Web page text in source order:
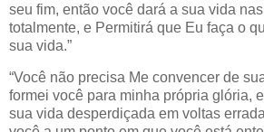
seu fim, então você dará a sua vida
totalmente, e Permitirá que Eu faça o
sua vida.”
“Você não precisa Me convencer de
formei você para minha própria glória,
sua vida desperdiçada em voltas